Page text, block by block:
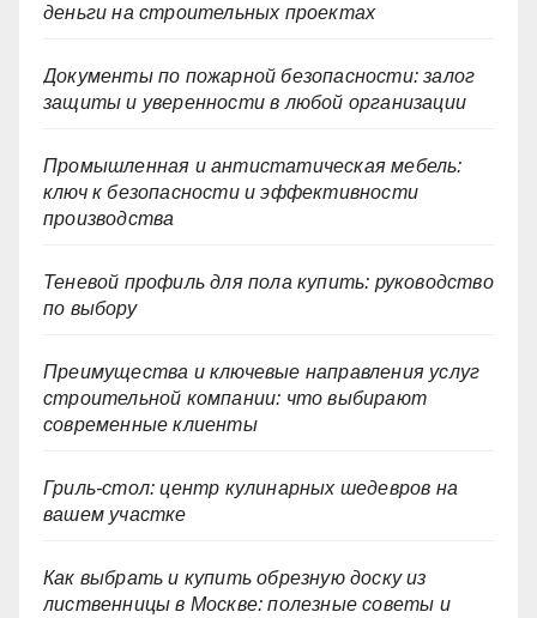
деньги на строительных проектах
Документы по пожарной безопасности: залог
защиты и уверенности в любой организации
Промышленная и антистатическая мебель:
ключ к безопасности и эффективности
производства
Теневой профиль для пола купить: руководство
по выбору
Преимущества и ключевые направления услуг
строительной компании: что выбирают
современные клиенты
Гриль-стол: центр кулинарных шедевров на
вашем участке
Как выбрать и купить обрезную доску из
лиственницы в Москве: полезные советы и